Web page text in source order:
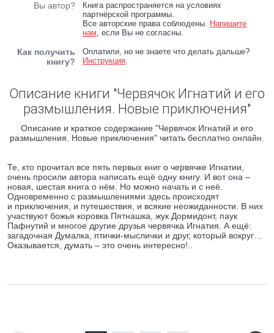
Вы автор?
Книга распространяется на условиях
партнёрской программы.
Все авторские права соблюдены. Напишите
нам, если Вы не согласны.
Как получить
книгу?
Оплатили, но не знаете что делать дальше?
Инструкция.
Описание книги "Червячок Игнатий и его
размышления. Новые приключения"
Описание и краткое содержание "Червячок Игнатий и его
размышления. Новые приключения" читать бесплатно онлайн.
Те, кто прочитал все пять первых книг о червячке Игнатии,
очень просили автора написать ещё одну книгу. И вот она –
новая, шестая книга о нём. Но можно начать и с неё.
Одновременно с размышлениями здесь происходят
и приключения, и путешествия, и всякие неожиданности. В них
участвуют божья коровка Пятнашка, жук Дормидонт, паук
Пафнутий и многое другие друзья червячка Игнатия. А ещё:
загадочная Думалка, птички-мыслички и друг, который вокруг…
Оказывается, думать – это очень интересно!..